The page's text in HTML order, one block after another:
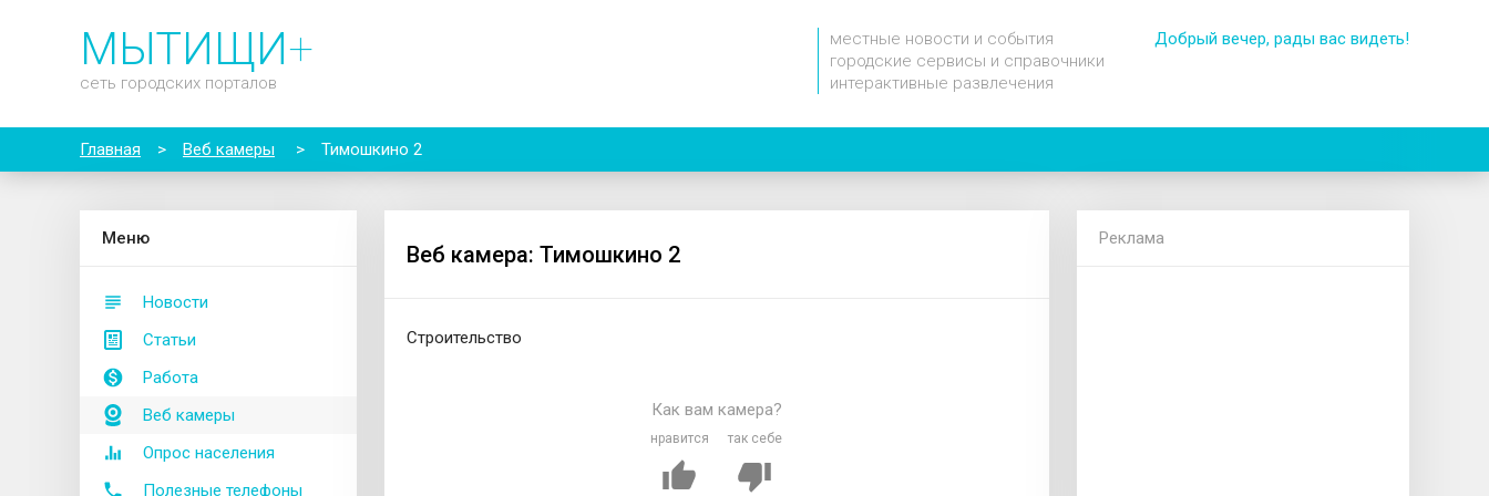
МЫТИЩИ+
сеть городских порталов
местные новости и события
городские сервисы и справочники
интерактивные развлечения
Добрый вечер, рады вас видеть!
Главная > Веб камеры > Тимошкино 2
Меню
Новости
Статьи
Работа
Веб камеры
Опрос населения
Полезные телефоны
Веб камера: Тимошкино 2
Строительство
Как вам камера?
нравится так себе
Реклама